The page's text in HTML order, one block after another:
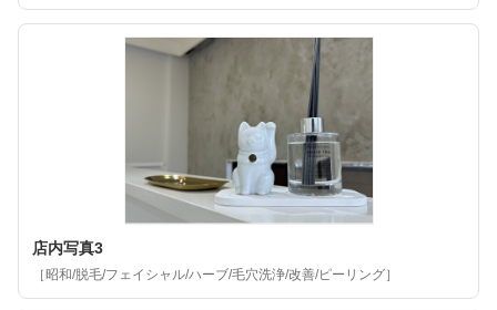
店内写真3
［昭和/脱毛/フェイシャル/ハーブ/毛穴洗浄/改善/ピーリング］